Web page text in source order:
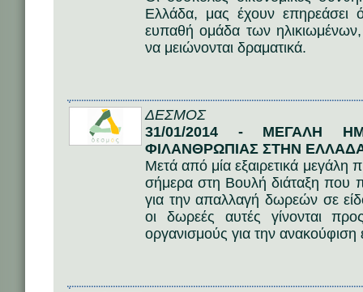
Ελλάδα, μας έχουν επηρεάσει
ευπαθή ομάδα των ηλικιωμένων,
να μειώνονται δραματικά.
ΔΕΣΜΟΣ
31/01/2014 - ΜΕΓΑΛΗ
ΦΙΛΑΝΘΡΩΠΙΑΣ ΣΤΗΝ
Μετά από μία εξαιρετικά μεγάλη
σήμερα στη Βουλή διάταξη που
για την απαλλαγή δωρεών σε
οι δωρεές αυτές γίνονται
οργανισμούς για την